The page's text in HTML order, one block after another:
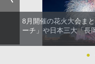
8月開催の花火大会ま
ーチ」や日本三大「長
●